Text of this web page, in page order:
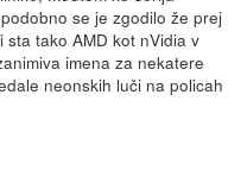
se je zgodilo že prej
tako AMD kot nVidia v
imena za nekatere
neonskih luči na policah